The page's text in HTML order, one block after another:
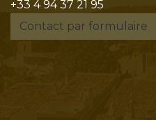
+33 4 94 37 21 95
Contact par formulaire